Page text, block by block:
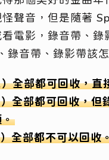
怪聲音，但是隨著
看電影，錄音帶、
錄音帶、錄影帶該
全部都可回收，直
全部都可回收，但
。
全部都不可以回收